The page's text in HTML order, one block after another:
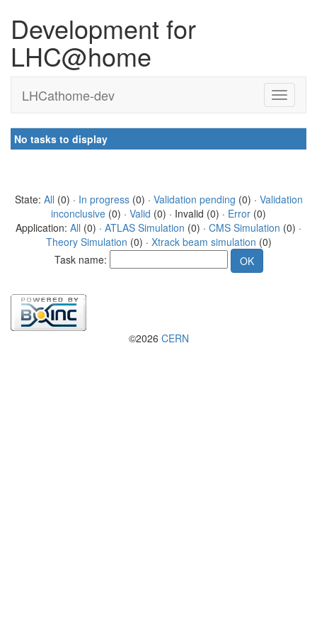
Development for
LHC@home
LHCathome-dev
No tasks to display
State: All (0) · In progress(0) · Validation pending (0) · Validation
inconclusive (0) · Valid (0) · Invalid (0) · Error (0)
Application: All (0) · ATLAS Simulation (0) · CMS Simulation (0) ·
Theory Simulation (0) · Xtrack beam simulation (0)
Task name:
©2026 CERN